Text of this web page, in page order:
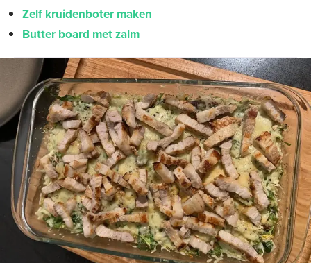
Zelf kruidenboter maken
Butter board met zalm